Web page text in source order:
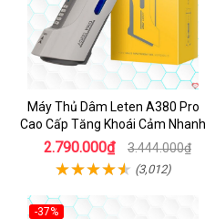
Máy Thủ Dâm Leten A380 Pro
Cao Cấp Tăng Khoái Cảm Nhanh
2.790.000₫ 3.444.000₫
(3,012)
-37%